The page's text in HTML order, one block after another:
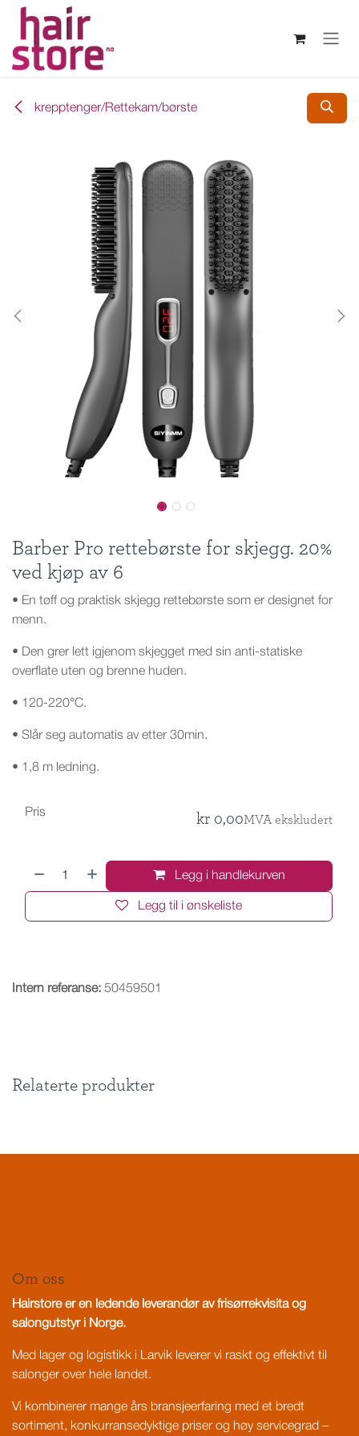
Skip to Content
krepptenger/Rettekam/børste
Barber Pro rettebørste for skjegg. 20%
ved kjøp av 6
• En tøff og praktisk skjegg rettebørste som er designet for
menn.
• Den grer lett igjenom skjegget med sin anti-statiske
overflate uten og brenne huden.
• 120-220°C.
• Slår seg automatis av etter 30min.
• 1,8 m ledning.
Legg i handlekurven
Legg til i ønskeliste
Pris kr 0,00MVA ekskludert
Intern referanse: 50459501
Relaterte produkter
Om oss
Hairstore er en ledende leverandør av frisørrekvisita og
salongutstyr i Norge.
Med lager og logistikk i Larvik leverer vi raskt og effektivt til
salonger over hele landet.
Vi kombinerer mange års bransjeerfaring med et bredt
sortiment, konkurransedyktige priser og høy servicegrad –